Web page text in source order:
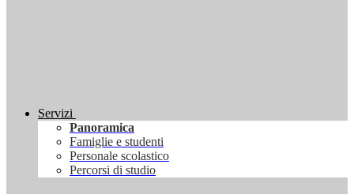
Servizi
Panoramica
Famiglie e studenti
Personale scolastico
Percorsi di studio